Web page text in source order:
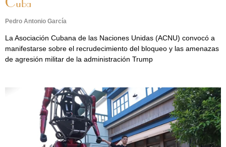
Cuba
Pedro Antonio García
La Asociación Cubana de las Naciones Unidas (ACNU) convocó a
manifestarse sobre el recrudecimiento del bloqueo y las amenazas
de agresión militar de la administración Trump